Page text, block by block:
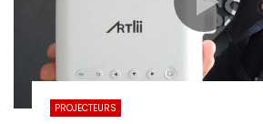
PROJECTEURS